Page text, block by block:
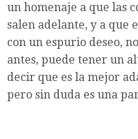
un homenaje a que las
salen adelante, y a que
con un espurio deseo,
antes, puede tener un
decir que es la mejor
pero sin duda es una